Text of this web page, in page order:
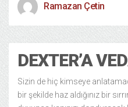
Ramazan Çetin
DEXTER’A
Sizin de hiç kimseye
bir şekilde haz aldığınız bir